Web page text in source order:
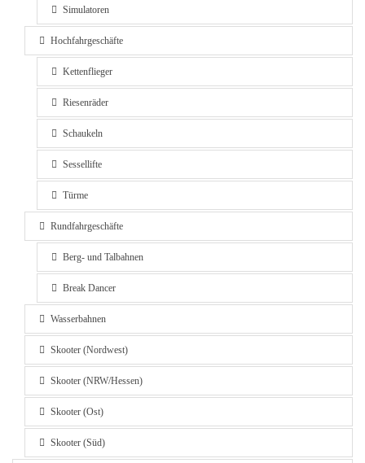
Simulatoren
Hochfahrgeschäfte
Kettenflieger
Riesenräder
Schaukeln
Sessellifte
Türme
Rundfahrgeschäfte
Berg- und Talbahnen
Break Dancer
Wasserbahnen
Skooter (Nordwest)
Skooter (NRW/Hessen)
Skooter (Ost)
Skooter (Süd)